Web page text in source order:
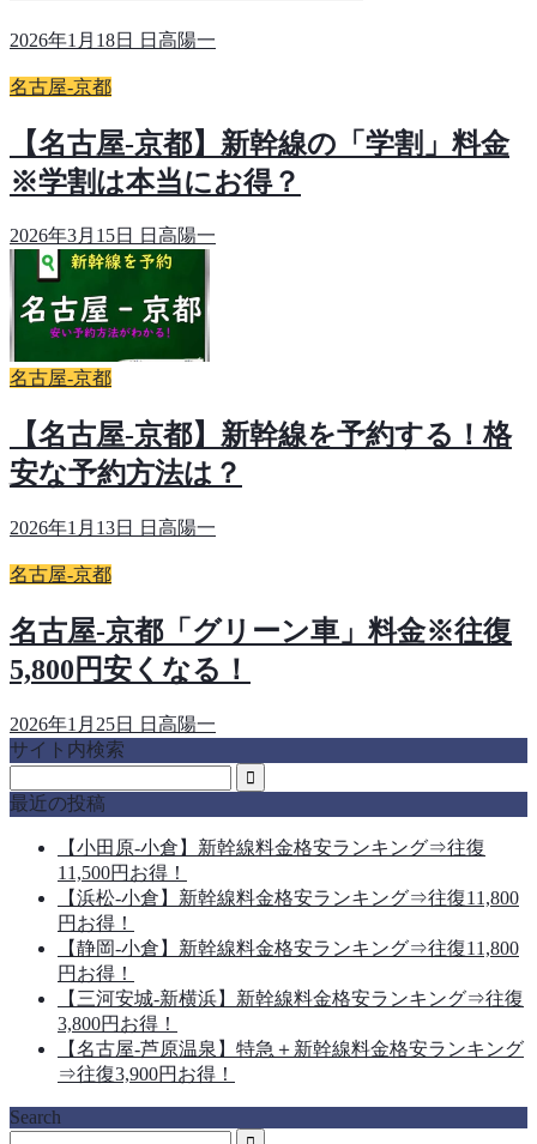
2026年1月18日 日高陽一
名古屋-京都
【名古屋-京都】新幹線の「学割」料金
※学割は本当にお得？
2026年3月15日 日高陽一
名古屋-京都
【名古屋-京都】新幹線を予約する！格
安な予約方法は？
2026年1月13日 日高陽一
名古屋-京都
名古屋-京都「グリーン車」料金※往復
5,800円安くなる！
2026年1月25日
日高陽一
サイト内検索
最近の投稿
【小田原-小倉】新幹線料金格安ランキング⇒往復
11,500円お得！
【浜松-小倉】新幹線料金格安ランキング⇒往復11,800
円お得！
【静岡-小倉】新幹線料金格安ランキング⇒往復11,800
円お得！
【三河安城-新横浜】新幹線料金格安ランキング⇒往復
3,800円お得！
【名古屋-芦原温泉】特急＋新幹線料金格安ランキング
⇒往復3,900円お得！
Search